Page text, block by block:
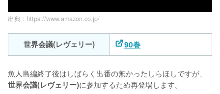
出典 : https://www.amazon.co.jp/
世界会議(レヴェリー) 90巻
魚人島編終了後はしばらく出番の無かったしらほしですが、
世界会議(レヴェリー)に参加するため再登場します。